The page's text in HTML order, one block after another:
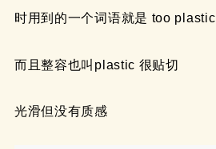
时用到的一个词语就是 too plastic
而且整容也叫plastic 很贴切
光滑但没有质感